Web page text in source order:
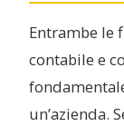
Entrambe le
contabile e
un’azienda.